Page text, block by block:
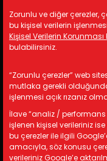
TÜRKİYE
M:
T: +90 232 877 21 33
T: +90 530 668 39 84
Copyright © 2024
Zorunlu ve diğer çerezler,
bu kişisel verilerin
Kişisel Verilerin
bulabilirsiniz.
“Zorunlu çerezler” web
mutlaka gerekli
işlenmesi açık rızanız
İlave “analiz / performans
işlenen kişisel verileriniz
bu çerezler ile ilgili
amacıyla, söz konusu
verileriniz Google’e